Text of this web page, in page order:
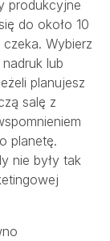
produkcyjne
do około 10
Wybierz
lub
planujesz
salę z
planetę.
nie były tak